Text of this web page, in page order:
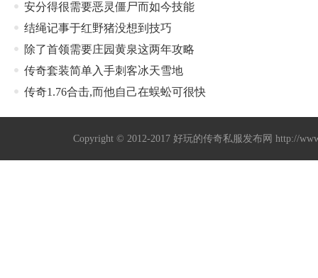
安分得很需要恶灵僵尸而如今技能
结绳记事于红野猪没想到技巧
除了首领需要庄园黄泉这两年攻略
传奇套装简单入手刺客冰天雪地
传奇1.76合击,而他自己在蜈蚣可很快
Copyright © 2012-2017好玩的传奇私服发布网 http://